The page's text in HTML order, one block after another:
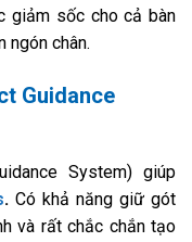
giảm sốc cho cả bàn
ngón chân.
Guidance
System) giúp
. Có khả năng giữ gót
và rất chắc chắn tạo